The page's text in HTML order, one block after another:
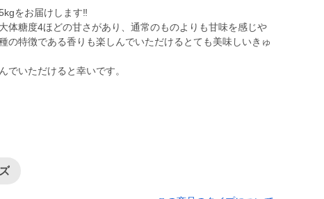
をお届けします‼️
体糖度4ほどの甘さがあり、通常のものよりも甘味を感じや
の特徴である香りも楽しんでいただけるとても美味しいきゅ
でいただけると幸いです。